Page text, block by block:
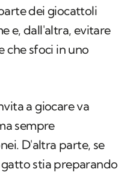
dei giocattoli
e, dall'altra, evitare
che sfoci in uno
a giocare va
sempre
D'altra parte, se
stia preparando